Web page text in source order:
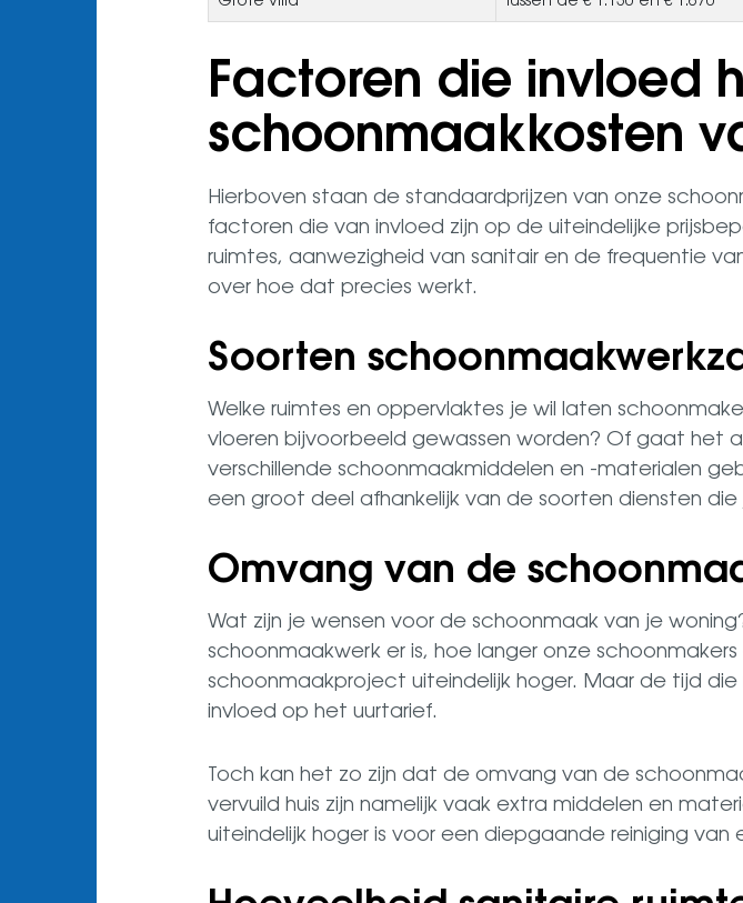
Factoren die invloed
schoonmaakkosten
Hierboven staan de standaardprijzen van onze
factoren die van invloed zijn op de uiteindelijke
ruimtes, aanwezigheid van sanitair en de frequentie
over hoe dat precies werkt.
Soorten
Welke ruimtes en oppervlaktes je wil laten
vloeren bijvoorbeeld gewassen worden? Of gaat het
verschillende schoonmaakmiddelen en -materialen
een groot deel afhankelijk van de soorten diensten
Omvang van de
Wat zijn je wensen voor de schoonmaak van je
schoonmaakwerk er is, hoe langer onze
schoonmaakproject uiteindelijk hoger. Maar de tijd
invloed op het uurtarief.
Toch kan het zo zijn dat de omvang van de
vervuild huis zijn namelijk vaak extra middelen en
uiteindelijk hoger is voor een diepgaande reiniging van